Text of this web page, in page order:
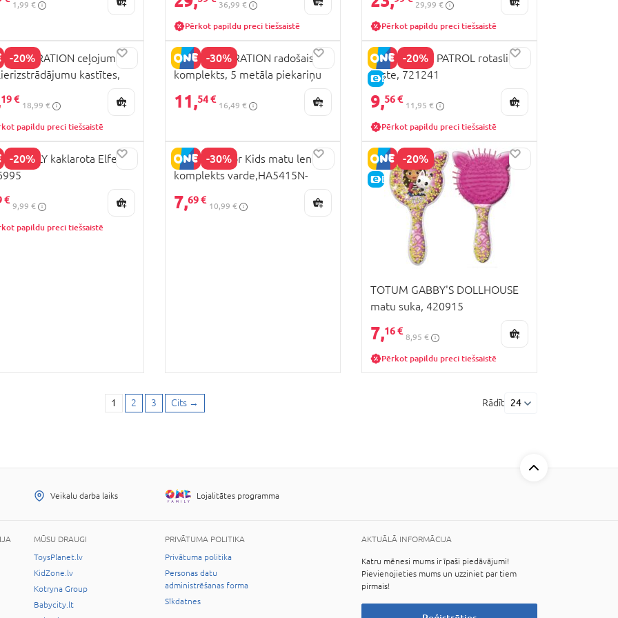
1,99 € 36,99 €
Pērkot papildu preci tiešsaistē
29,99 €
Pērkot papildu preci tiešsaistē
-20%
GENERATION ceļojumu
kastītes,
19 €
18,99 €
papildu preci tiešsaistē
-30%
WOW GENERATION radošais
komplekts, 5 metāla piekariņu
11,54 €
16,49 €
-20%
E-CENA
TOTUM PAW PATROL rotaslietu
kaste, 721241
9,56 €
11,95 €
Pērkot papildu preci tiešsaistē
-20%
TINYLY kaklarota Elfe,
€
9,99 €
papildu preci tiešsaistē
-30%
TCD Made for Kids matu lentu
komplekts varde,HA5415N-
7,69 €
10,99 €
-20%
E-CENA
TOTUM GABBY'S DOLLHOUSE
matu suka, 420915
7,16 €
8,95 €
Pērkot papildu preci tiešsaistē
1 2 3 Cits → Rādīt 24
Veikalu darba laiks Lojalitātes programma
MŪSU DRAUGI
ToysPlanet.lv
KidZone.lv
Kotryna Group
Babycity.lt
PRIVĀTUMA POLITIKA
Privātuma politika
Personas datu
administrēšanas forma
Sīkdatnes
AKTUĀLĀ INFORMĀCIJA
Katru mēnesi mums ir īpaši piedāvājumi!
Pievienojieties mums un uzziniet par tiem
pirmais!